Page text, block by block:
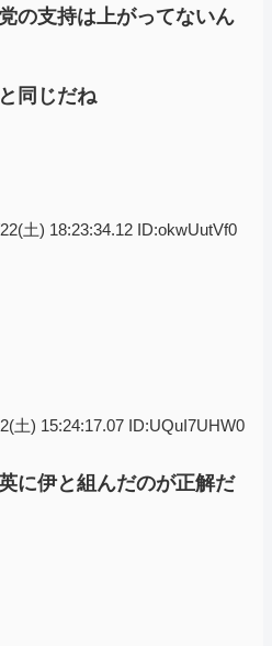
の支持は上がってないん
同じだね
土) 18:23:34.12 ID:okwUutVf0
土) 15:24:17.07 ID:UQuI7UHW0
に伊と組んだのが正解だ